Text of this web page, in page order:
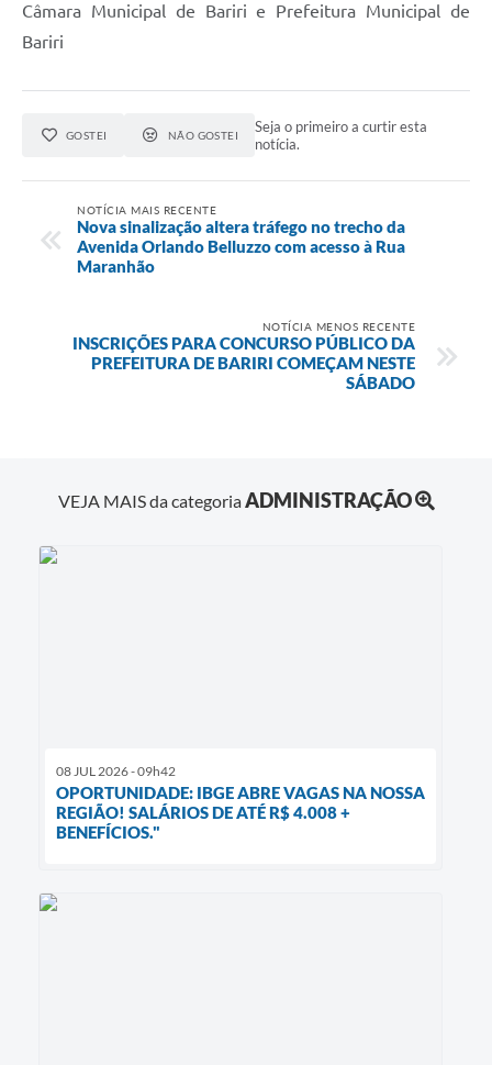
Câmara Municipal de Bariri e Prefeitura Municipal de
Bariri
GOSTEI NÃO GOSTEI
Seja o primeiro a curtir esta
notícia.
NOTÍCIA MAIS RECENTE
Nova sinalização altera tráfego no trecho da
Avenida Orlando Belluzzo com acesso à Rua
Maranhão
NOTÍCIA MENOS RECENTE
INSCRIÇÕES PARA CONCURSO PÚBLICO DA
PREFEITURA DE BARIRI COMEÇAM NESTE
SÁBADO
VEJA MAIS da categoriaADMINISTRAÇÃO
08 JUL 2026 - 09h42
OPORTUNIDADE: IBGE ABRE VAGAS NA NOSSA
REGIÃO! SALÁRIOS DE ATÉ R$ 4.008 +
BENEFÍCIOS."